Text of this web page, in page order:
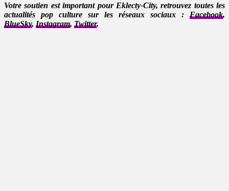
Votre soutien est important pour Eklecty-City, retrouvez toutes les
actualités pop culture sur les réseaux sociaux : Facebook,
BlueSky, Instagram, Twitter.